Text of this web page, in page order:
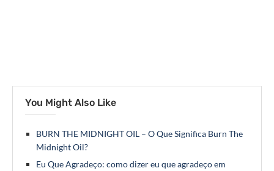
You Might Also Like
BURN THE MIDNIGHT OIL – O Que Significa Burn The
Midnight Oil?
Eu Que Agradeço: como dizer eu que agradeço em